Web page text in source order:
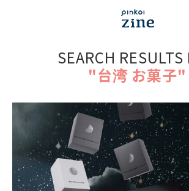
SEARCH RESULTS
"台湾 お菓子"